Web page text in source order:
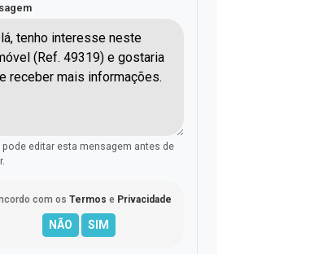
pode editar esta mensagem antes de
com os Termos e Privacidade